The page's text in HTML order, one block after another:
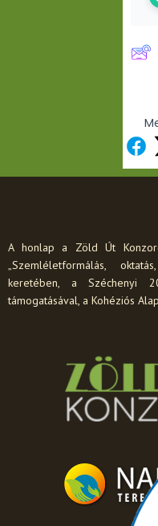
A honlap a Zöld Út
„Szemléletformálás,
keretében, a Széchenyi
támogatásával, a Kohéziós